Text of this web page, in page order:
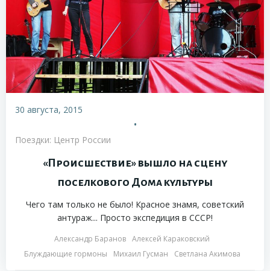
30 августа, 2015
•
Поездки: Центр России
«Происшествие» вышло на сцену
поселкового Дома культуры
Чего там только не было! Красное знамя, советский
антураж... Просто экспедиция в СССР!
Александр Баранов Алексей Караковский
Блуждающие гормоны
Михаил Гусман Светлана Акимова